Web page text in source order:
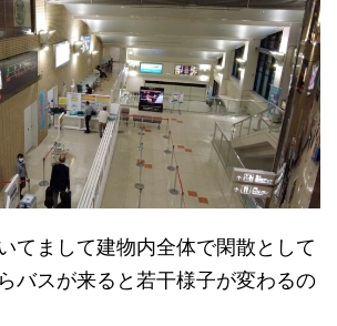
てまして建物内全体で閑散として
バスが来ると若干様子が変わるの